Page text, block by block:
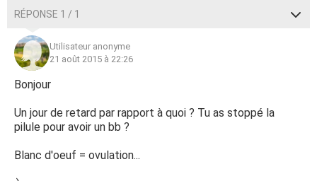
RÉPONSE 1 / 1
Utilisateur anonyme
21 août 2015 à 22:26
Bonjour
Un jour de retard par rapport à quoi ? Tu as stoppé la
pilule pour avoir un bb ?
Blanc d'oeuf = ovulation...